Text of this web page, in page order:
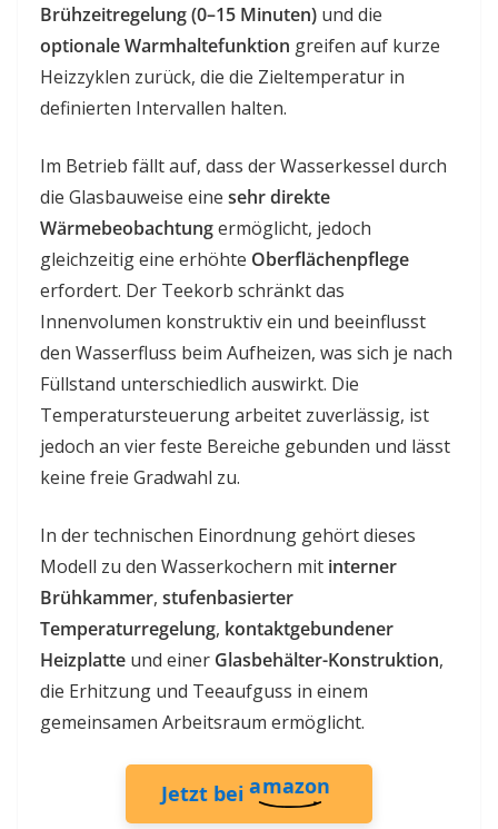
Brühzeitregelung (0–15 Minuten) und die
optionale Warmhaltefunktion greifen auf kurze
Heizzyklen zurück, die die Zieltemperatur in
definierten Intervallen halten.
Im Betrieb fällt auf, dass der Wasserkessel durch
die Glasbauweise eine sehr direkte
Wärmebeobachtungermöglicht, jedoch
gleichzeitig eine erhöhte Oberflächenpflege
erfordert. Der Teekorb schränkt das
Innenvolumen konstruktiv ein und beeinflusst
den Wasserfluss beim Aufheizen, was sich je nach
Füllstand unterschiedlich auswirkt. Die
Temperatursteuerung arbeitet zuverlässig, ist
jedoch an vier feste Bereiche gebunden und lässt
keine freie Gradwahl zu.
In der technischen Einordnung gehört dieses
Modell zu den Wasserkochern mit interner
Brühkammer, stufenbasierter
Temperaturregelung, kontaktgebundener
Heizplatte und einer Glasbehälter-Konstruktion,
die Erhitzung und Teeaufguss in einem
gemeinsamen Arbeitsraum ermöglicht.
Jetzt bei amazon